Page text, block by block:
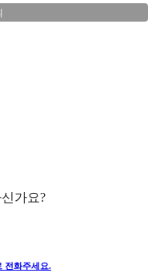
가요?
전화주세요.